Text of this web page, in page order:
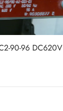
90-96 DC620V